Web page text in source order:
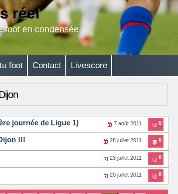
réel
foot en condensée
foot Contact Livescore
journée de Ligue 1) 0
7 août 2011
!!! 0
28 juillet 2011
0
23 juillet 2011
0
20 juillet 2011